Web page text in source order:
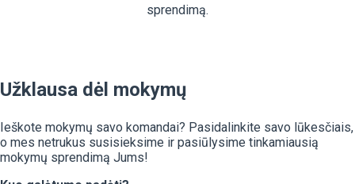
sprendimą.
Užklausa dėl mokymų
Ieškote mokymų savo komandai? Pasidalinkite savo lūkesčiais,
o mes netrukus susisieksime ir pasiūlysime tinkamiausią
mokymų sprendimą Jums!